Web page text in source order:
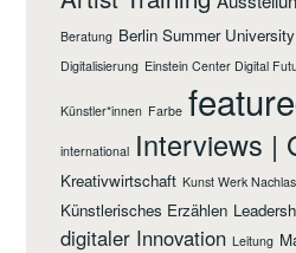
Beratung Berlin Summer
Digitalisierung Einstein Center Digital
Künstler*innen Farbe
international Interviews |
Kreativwirtschaft Kunst Werk
Künstlerisches Erzählen
digitaler Innovation Leitung